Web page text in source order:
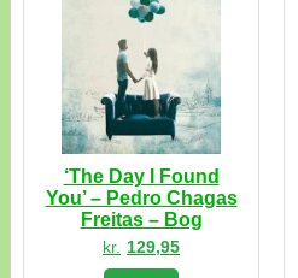
‘The Day I Found
You’ – Pedro Chagas
Freitas – Bog
kr. 129,95